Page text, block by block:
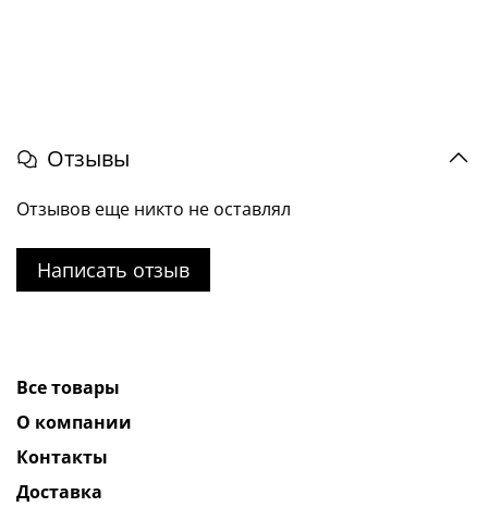
Отзывы
Отзывов еще никто не оставлял
Написать отзыв
Все товары
О компании
Контакты
Доставка